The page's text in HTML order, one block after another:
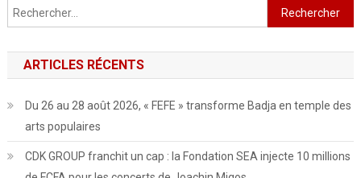
Rechercher :
ARTICLES RÉCENTS
Du 26 au 28 août 2026, « FEFE » transforme Badja en temple des
arts populaires
CDK GROUP franchit un cap : la Fondation SEA injecte 10 millions